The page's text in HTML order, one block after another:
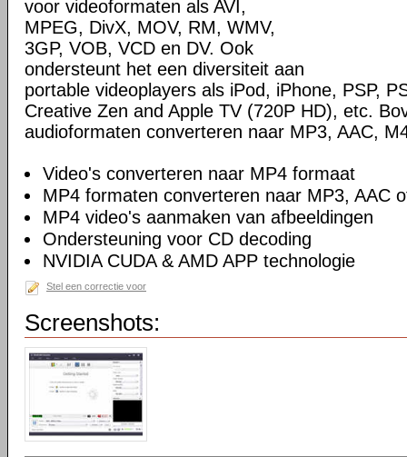
voor videoformaten als AVI,
MPEG, DivX, MOV, RM, WMV,
3GP, VOB, VCD en DV. Ook
ondersteunt het een diversiteit aan
portable videoplayers als iPod, iPhone, PSP,
Creative Zen and Apple TV (720P HD), etc.
audioformaten converteren naar MP3, AAC,
Video's converteren naar MP4 formaat
MP4 formaten converteren naar MP3, AAC
MP4 video's aanmaken van afbeeldingen
Ondersteuning voor CD decoding
NVIDIA CUDA & AMD APP technologie
Stel een correctie voor
Screenshots: